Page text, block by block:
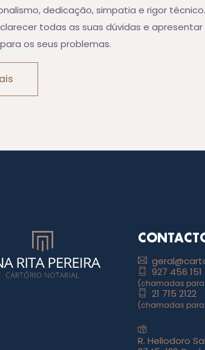
dedicação, simpatia e rigor
todas as suas dúvidas e
os seus problemas.
927 456 151
(chamadas para
21 715 2122
(chamadas para
R. Heliodoro